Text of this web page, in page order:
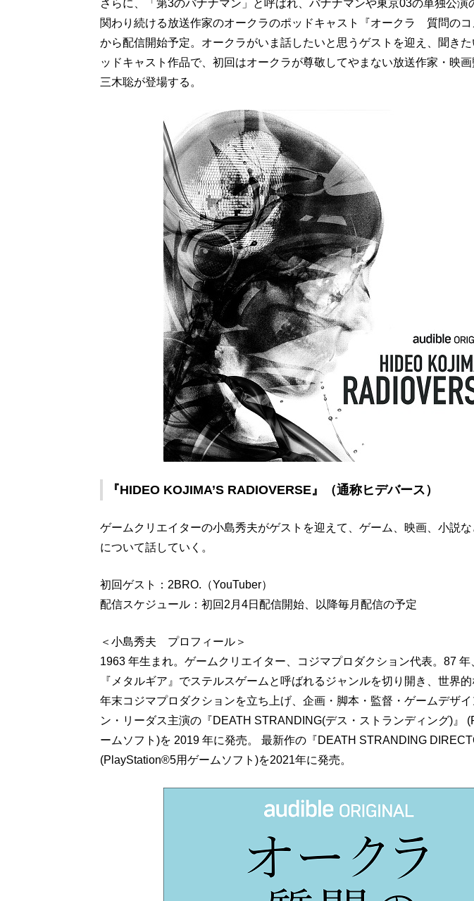
さらに、「第3のバナナマン」と呼ばれ、バナナマンや東京03の単独公演
関わり続ける放送作家のオークラのポッドキャスト『オークラ 質問のコ
から配信開始予定。オークラがいま話したいと思うゲストを迎え、聞き
ッドキャスト作品で、初回はオークラが尊敬してやまない放送作家・映
三木聡が登場する。
『HIDEO KOJIMA’S RADIOVERSE』（通称ヒデバース）
ゲームクリエイターの小島秀夫がゲストを迎えて、ゲーム、映画、小説
について話していく。
初回ゲスト：2BRO.（YouTuber）
配信スケジュール：初回2月4日配信開始、以降毎月配信の予定
＜小島秀夫 プロフィール＞
1963 年生まれ。ゲームクリエイター、コジマプロダクション代表。87 年
『メタルギア』でステルスゲームと呼ばれるジャンルを切り開き、世界
年末コジマプロダクションを立ち上げ、企画・脚本・監督・ゲームデザ
ン・リーダス主演の『DEATH STRANDING(デス・ストランディング)』
ームソフト)を 2019 年に発売。 最新作の『DEATH STRANDING
(PlayStation®︎5用ゲームソフト)を2021年に発売。